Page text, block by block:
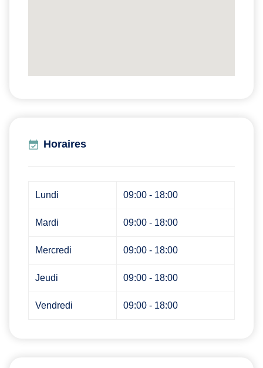
Horaires
Lundi 09:00 - 18:00
Mardi 09:00 - 18:00
Mercredi 09:00 - 18:00
Jeudi 09:00 - 18:00
Vendredi 09:00 - 18:00